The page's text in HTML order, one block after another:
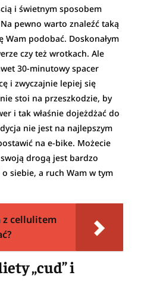
i świetnym sposobem
pewno warto znaleźć taką
podobać. Doskonałym
czy też wrotkach. Ale
30-minutowy spacer
i zwyczajnie lepiej się
stoi na przeszkodzie, by
i tak właśnie dojeżdżać do
nie jest na najlepszym
na e-bike. Możecie
drogą jest bardzo
siebie, a ruch Wam w tym
z cellulitem
„cud” i